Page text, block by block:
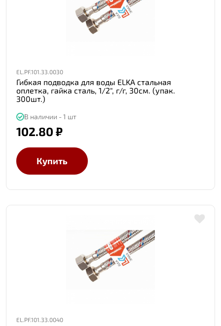
EL.PF.101.33.0030
Гибкая подводка для воды ELKA стальная
оплетка, гайка сталь, 1/2", г/г, 30см. (упак.
300шт.)
В наличии - 1 шт
102.80 ₽
Купить
EL.PF.101.33.0040